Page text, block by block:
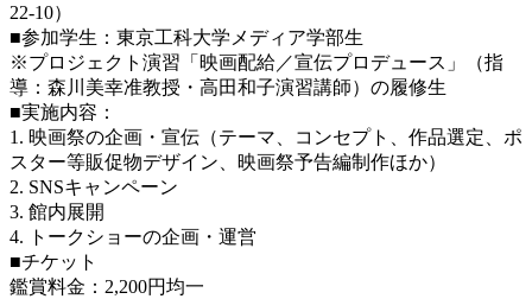
22-10）
■参加学生：東京工科大学メディア学部生
※プロジェクト演習「映画配給／宣伝プロデュース」（指
導：森川美幸准教授・高田和子演習講師）の履修生
■実施内容：
1. 映画祭の企画・宣伝（テーマ、コンセプト、作品選定、ポ
スター等販促物デザイン、映画祭予告編制作ほか）
2. SNSキャンペーン
3. 館内展開
4. トークショーの企画・運営
■チケット
鑑賞料金：2,200円均一